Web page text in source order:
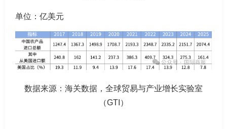
单位：亿美元
数据来源：海关数据，全球贸易与产业增长实验室
（GTI）